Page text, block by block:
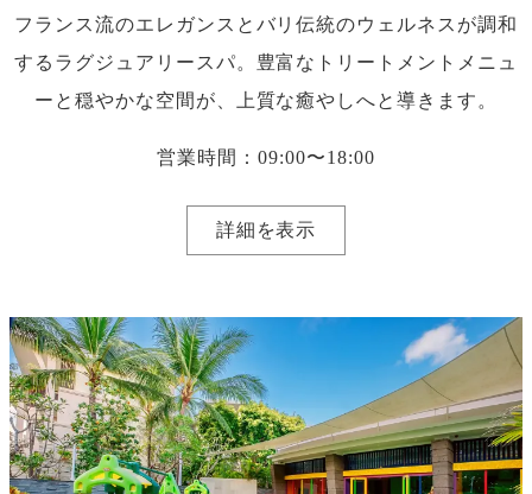
フランス流のエレガンスとバリ伝統のウェルネスが調和
するラグジュアリースパ。豊富なトリートメントメニュ
ーと穏やかな空間が、上質な癒やしへと導きます。
営業時間：09:00〜18:00
詳細を表示